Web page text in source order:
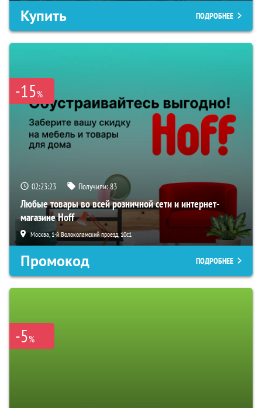
Купить ПОДРОБНЕЕ
-15%
02:23:22 Получили:83
Любые товары во всей розничной сети и интернет-
магазине Hoff
Москва, 1-й Волоколамский проезд, 10с1
Промокод ПОДРОБНЕЕ
-5%